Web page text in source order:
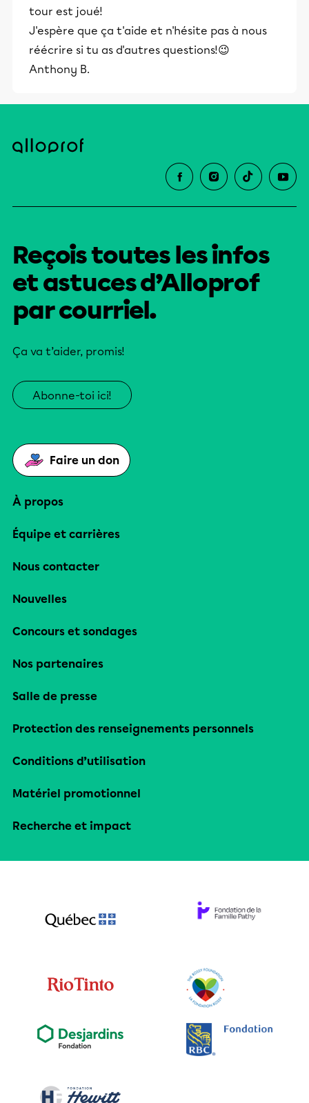
tour est joué!
J'espère que ça t'aide et n'hésite pas à nous
réécrire si tu as d'autres questions!😉
Anthony B.
Reçois toutes les infos
et astuces d’Alloprof
par courriel.
Ça va t’aider, promis!
Abonne-toi ici!
Faire un don
À propos
Équipe et carrières
Nous contacter
Nouvelles
Concours et sondages
Nos partenaires
Salle de presse
Protection des renseignements personnels
Conditions d’utilisation
Matériel promotionnel
Recherche et impact